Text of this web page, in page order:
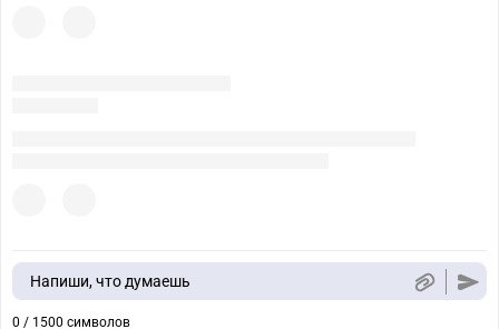
Напиши, что думаешь
0 / 1500 символов